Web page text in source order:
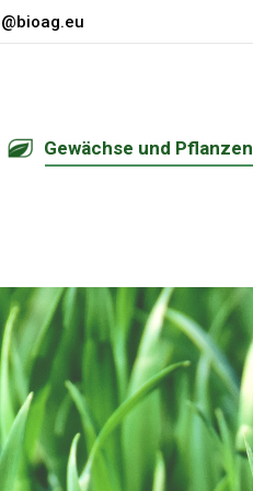
Gewächse und Pflanzen